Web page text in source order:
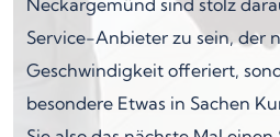
Service-Anbieter zu sein, der
Geschwindigkeit offeriert,
besondere Etwas in Sachen